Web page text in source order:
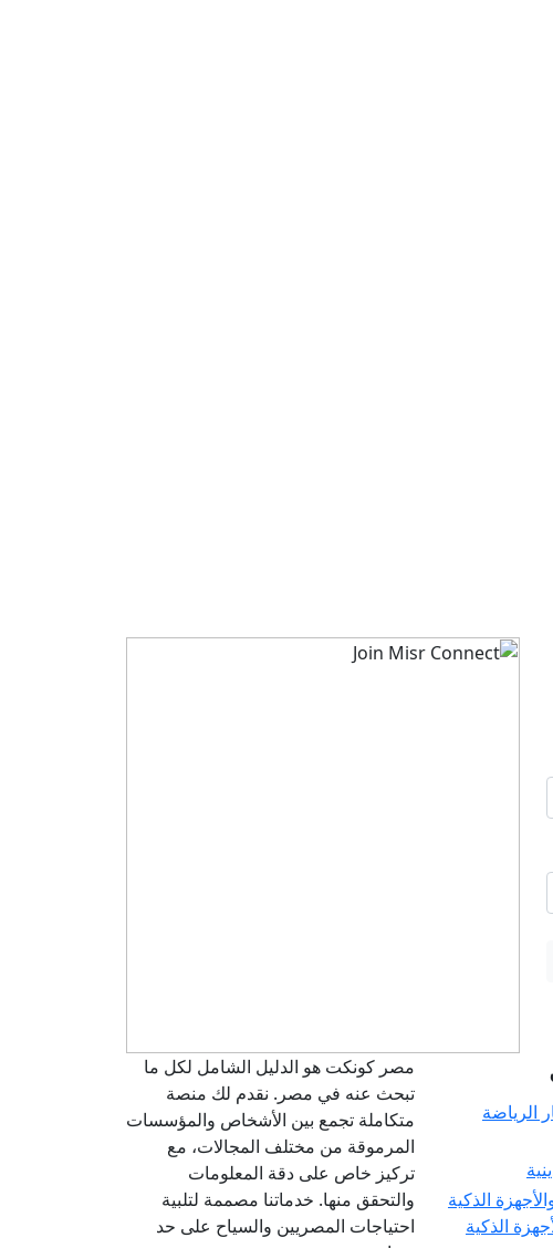
الرياضة
الذكية
مصر كونكت هو الدليل الشامل لكل ما
تبحث عنه في مصر. نقدم لك منصة
متكاملة تجمع بين الأشخاص والمؤسسات
المرموقة من مختلف المجالات، مع
تركيز خاص على دقة المعلومات
والتحقق منها. خدماتنا مصممة لتلبية
احتياجات المصريين والسياح على حد